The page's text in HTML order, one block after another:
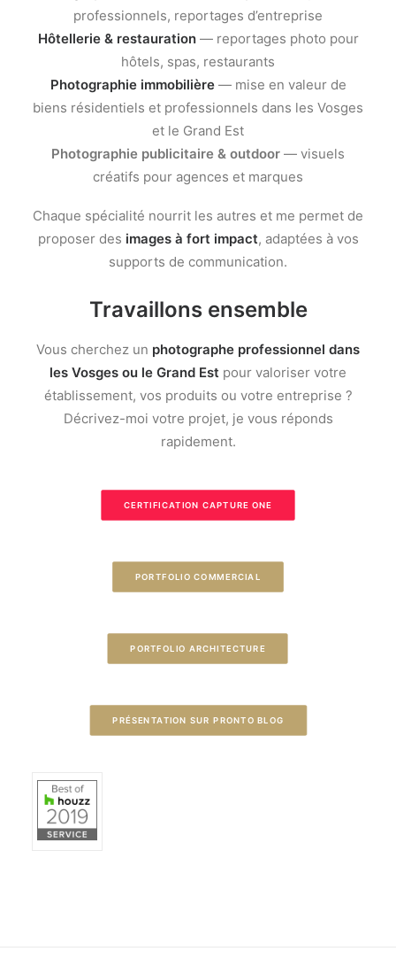
professionnels, reportages d’entreprise
Hôtellerie & restauration— reportages photo pour
hôtels, spas, restaurants
Photographie immobilière— mise en valeur de
biens résidentiels et professionnels dans les Vosges
et le Grand Est
Photographie publicitaire & outdoor — visuels
créatifs pour agences et marques
Chaque spécialité nourrit les autres et me permet de
proposer des images à fort impact, adaptées à vos
supports de communication.
Travaillons ensemble
Vous cherchez un photographe professionnel dans
les Vosges ou le Grand Est pour valoriser votre
établissement, vos produits ou votre entreprise ?
Décrivez-moi votre projet, je vous réponds
rapidement.
CERTIFICATION CAPTURE ONE
PORTFOLIO COMMERCIAL
PORTFOLIO ARCHITECTURE
PRÉSENTATION SUR PRONTO BLOG